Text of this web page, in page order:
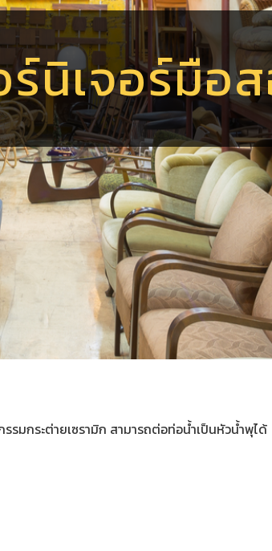
นิเจอร์มือ
รรมกระต่ายเซรามิก สามารถต่อท่อน้ำเป็นหัวน้ำพุได้